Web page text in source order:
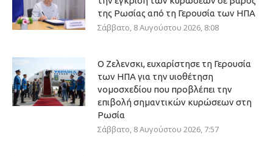
της Ρωσίας από τη Γερουσία των ΗΠΑ
Σάββατο, 8 Αυγούστου 2026, 8:08
Ο Ζελενσκι, ευχαρίστησε τη Γερουσία
των ΗΠΑ για την υιοθέτηση
νομοσχεδίου που προβλέπει την
επιβολή σημαντικών κυρώσεων στη
Ρωσία
Σάββατο, 8 Αυγούστου 2026, 7:57